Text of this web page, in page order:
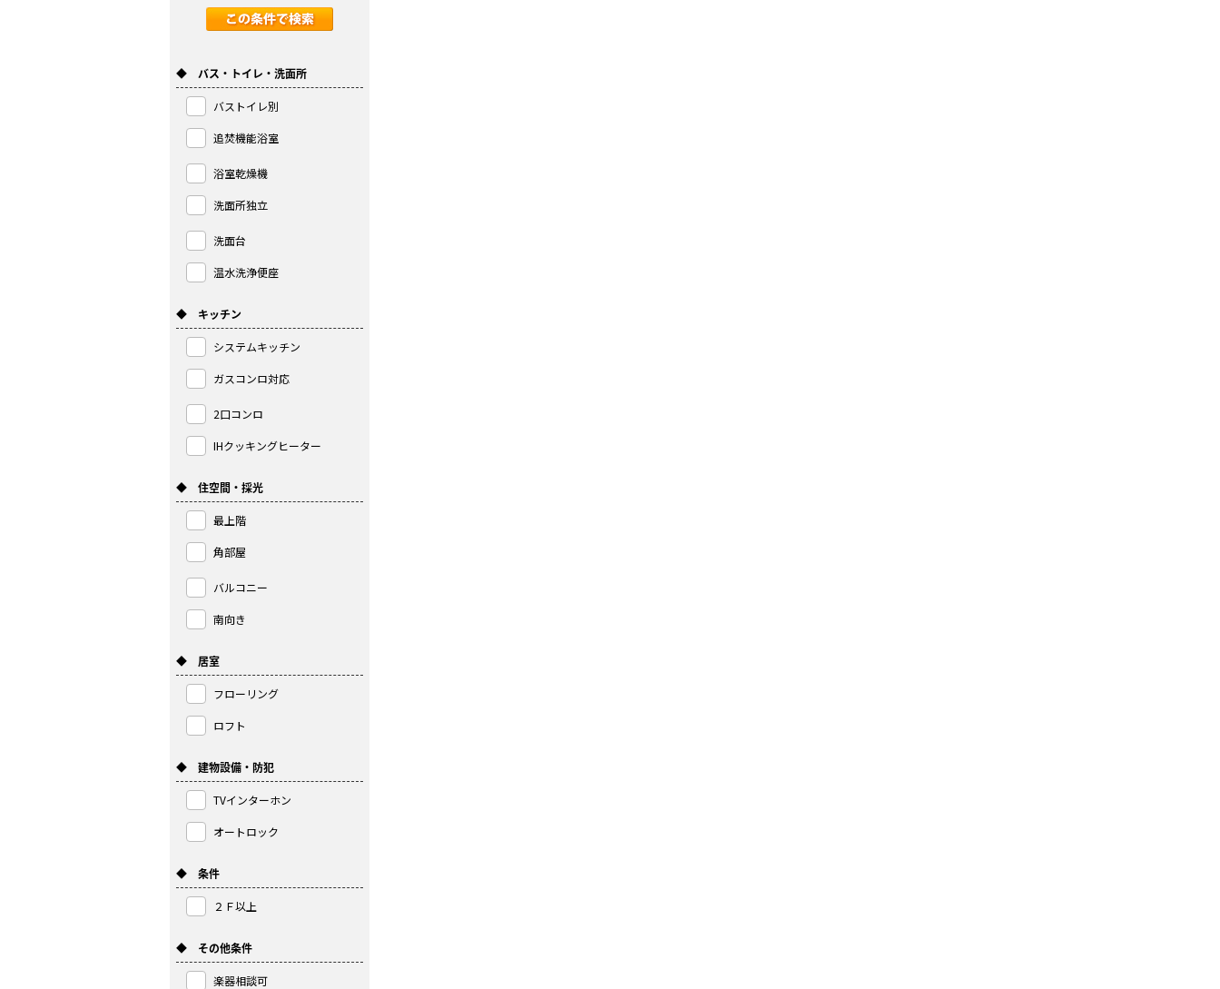
◆ バス・トイレ・洗面所
バストイレ別
追焚機能浴室
浴室乾燥機
洗面所独立
洗面台
温水洗浄便座
◆ キッチン
システムキッチン
ガスコンロ対応
2口コンロ
IHクッキングヒーター
◆ 住空間・採光
最上階
角部屋
バルコニー
南向き
◆ 居室
フローリング
ロフト
◆ 建物設備・防犯
TVインターホン
オートロック
◆ 条件
２Ｆ以上
◆ その他条件
楽器相談可